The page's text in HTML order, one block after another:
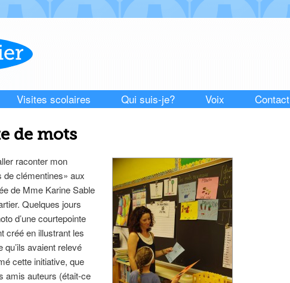
Visites scolaires Qui suis-je? Voix Contact
de mots
raconter mon
de clémentines» aux
de Mme Karine Sable
Quelques jours
d’une courtepointe
créé en illustrant les
avaient relevé
cette initiative, que
amis auteurs (était-ce